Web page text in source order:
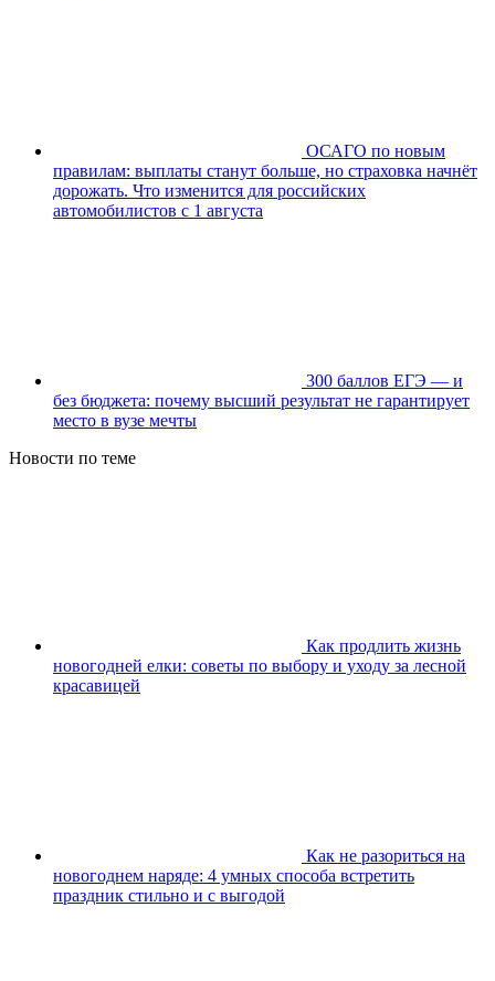
ОСАГО по новым
правилам: выплаты станут больше, но страховка начнёт
дорожать. Что изменится для российских
автомобилистов с 1 августа
300 баллов ЕГЭ — и
без бюджета: почему высший результат не гарантирует
место в вузе мечты
Новости по теме
Как продлить жизнь
новогодней елки: советы по выбору и уходу за лесной
красавицей
Как не разориться на
новогоднем наряде: 4 умных способа встретить
праздник стильно и с выгодой